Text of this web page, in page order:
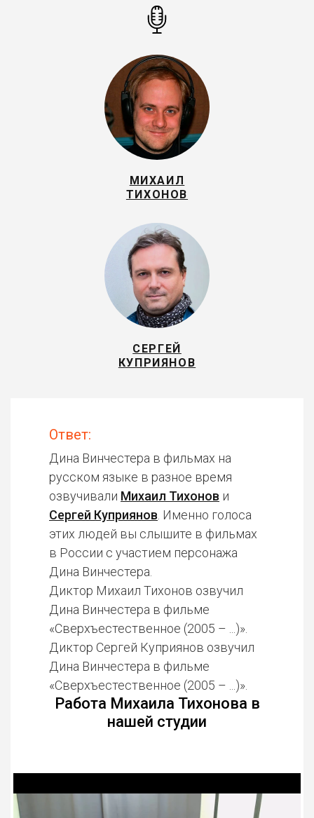
МИХАИЛ
ТИХОНОВ
СЕРГЕЙ
КУПРИЯНОВ
Ответ:
Дина Винчестера в фильмах на
русском языке в разное время
озвучивали Михаил Тихонов и
Сергей Куприянов . Именно голоса
этих людей вы слышите в фильмах
в России с участием персонажа
Дина Винчестера.
Диктор Михаил Тихонов озвучил
Дина Винчестера в фильме
«Сверхъестественное (2005 – ...)».
Диктор Сергей Куприянов озвучил
Дина Винчестера в фильме
«Сверхъестественное (2005 – ...)».
Работа Михаила Тихонова в
нашей студии